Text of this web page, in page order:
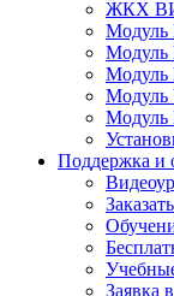
ЖКХ
Поддержка и
Заявка